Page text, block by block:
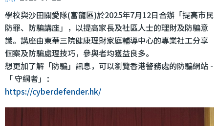
學校與沙田關愛隊(富龍區)於2025年7月12日合辦「提高市民
防罪、防騙講座」，以提高家長及社區人士的理財及防騙意
識。講座由東華三院健康理財家庭輔導中心的專業社工分享
個案及防騙處理技巧，參與者均獲益良多。
想更加了解「防騙」訊息，可以瀏覽香港警務處的防騙網站 -
「 守網者」：
https://cyberdefender.hk/